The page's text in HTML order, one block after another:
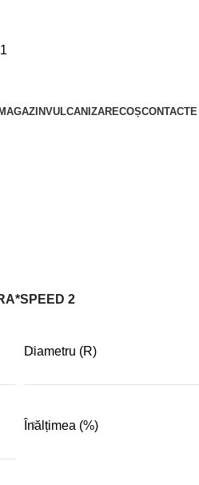
MAGAZINVULCANIZARECOȘCONTACTE
2
Diametru (R)
Înălțimea (%)